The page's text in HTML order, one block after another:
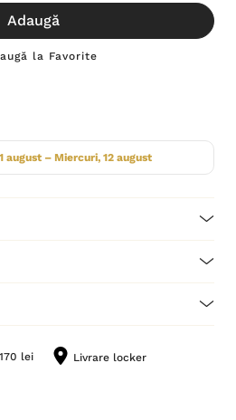
Adaugă
la Favorite
august – Miercuri, 12 august
lei Livrare locker